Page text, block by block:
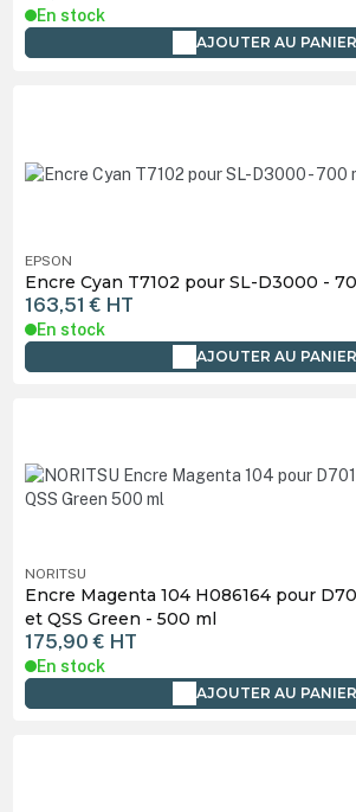
En stock
AJOUTER AU PANIER
EPSON
Encre Cyan T7102 pour SL-D3000 -
163,51 € HT
En stock
AJOUTER AU PANIER
NORITSU
Encre Magenta 104 H086164 pour
et QSS Green - 500 ml
175,90 € HT
En stock
AJOUTER AU PANIER